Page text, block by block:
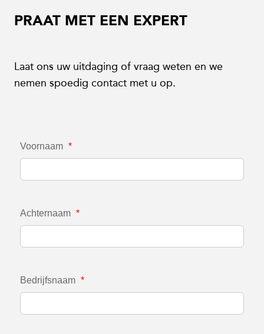
PRAAT MET EEN EXPERT
Laat ons uw uitdaging of vraag weten en we
nemen spoedig contact met u op.
Voornaam *
Achternaam *
Bedrijfsnaam *